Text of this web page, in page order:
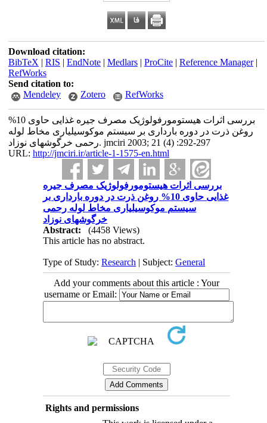
Download citation:
BibTeX | RIS | EndNote| Medlars| ProCite| Reference Manager|
RefWorks
Send citation to:
Mendeley
Zotero RefWorks
بررسی اثرات هیستومورفولوژیک مصرف جیره غذایی حاوی 10%
روغن ذرت در دوره بارداری بر سیستم موکوسیلیاری مخاط لوله
رحمی خرگوشهای نوزاد. jmciri 2003; 21 (4) :292-297
URL: http://jmciri.ir/article-1-1575-en.html
بررسی اثرات هیستومورفولوژیک مصرف جیره
غذایی حاوی 10% روغن ذرت در دوره بارداری بر
سیستم موکوسیلیاری مخاط لوله رحمی
خرگوشهای نوزاد
Abstract:
(4458 Views)
This article has no abstract.
Type of Study:Research | Subject:General
Add your comments about this article : Your
username or Email:
Rights and permissions